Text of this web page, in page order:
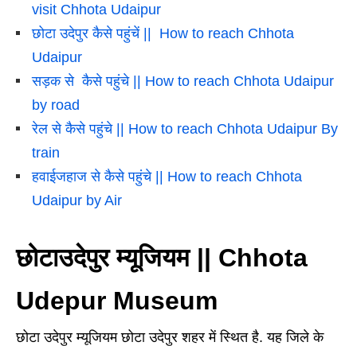
visit Chhota Udaipur
छोटा उदेपुर कैसे पहुंचें || How to reach Chhota
Udaipur
सड़क से कैसे पहुंचे || How to reach Chhota Udaipur
by road
रेल से कैसे पहुंचे || How to reach Chhota Udaipur By
train
हवाईजहाज से कैसे पहुंचे || How to reach Chhota
Udaipur by Air
छोटाउदेपुर म्यूजियम || Chhota
Udepur Museum
छोटा उदेपुर म्यूजियम छोटा उदेपुर शहर में स्थित है. यह जिले के